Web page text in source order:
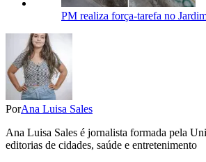
PM realiza força-tarefa no
PorAna Luisa Sales
Ana Luisa Sales é jornalista formada pela
editorias de cidades, saúde e entretenimento